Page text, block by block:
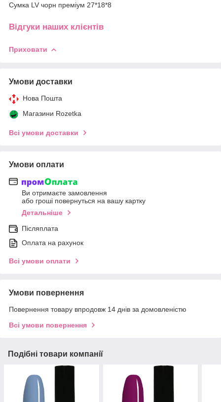
Сумка LV чорн преміум 27*18*8
Відгуки наших клієнтів
Приховати
Умови доставки
Нова Пошта
Магазини Rozetka
Всі умови доставки
Умови оплати
Ви отримаєте замовлення
або гроші повернуться на вашу картку
Детальніше
Післяплата
Оплата на рахунок
Всі умови оплати
Умови повернення
Повернення товару впродовж 14 днів за домовленістю
Всі умови повернення
Подібні товари компанії